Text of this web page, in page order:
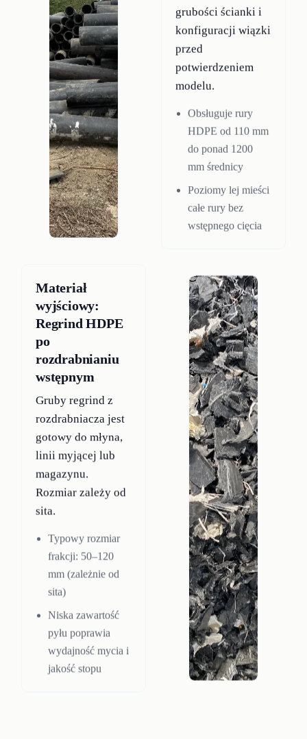
grubości ścianki i
konfiguracji wiązki
przed
potwierdzeniem
modelu.
Obsługuje rury
HDPE od 110 mm
do ponad 1200
mm średnicy
Poziomy lej mieści
całe rury bez
wstępnego cięcia
Materiał
wyjściowy:
Regrind HDPE
po
rozdrabnianiu
wstępnym
Gruby regrind z
rozdrabniacza jest
gotowy do młyna,
linii myjącej lub
magazynu.
Rozmiar zależy od
sita.
Typowy rozmiar
frakcji: 50–120
mm (zależnie od
sita)
Niska zawartość
pyłu poprawia
wydajność mycia i
jakość stopu